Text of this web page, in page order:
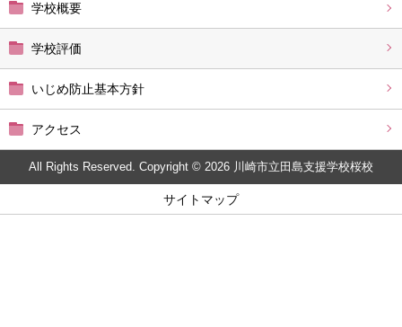
学校概要
学校評価
いじめ防止基本方針
アクセス
All Rights Reserved. Copyright © 2026 川崎市立田島支援学校桜校
サイトマップ